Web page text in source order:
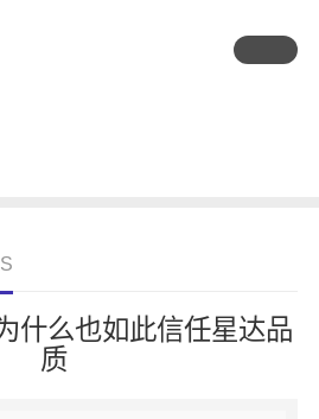
什么也如此信任星达品
质